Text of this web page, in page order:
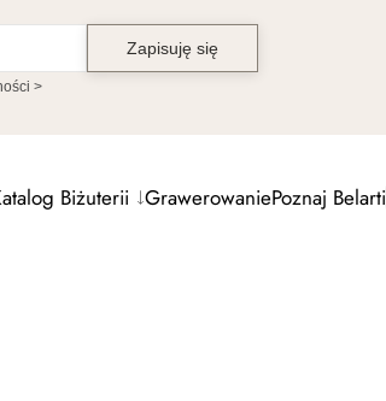
Biżuterii GrawerowaniePoznaj Belarti